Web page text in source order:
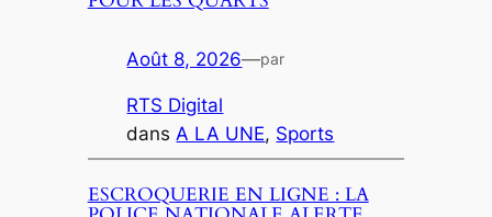
Août 8, 2026—par
RTS Digital
dansA LA UNE, Sports
ESCROQUERIE EN LIGNE : LA